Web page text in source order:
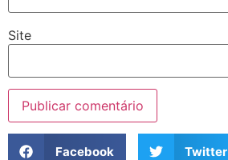
Site
Facebook Twitter